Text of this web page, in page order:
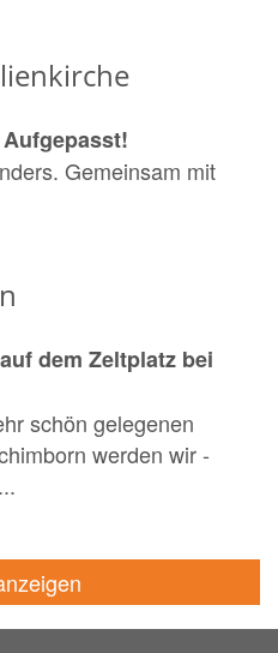
Gemeinsam mit
dem Zeltplatz bei
schön gelegenen
werden wir -